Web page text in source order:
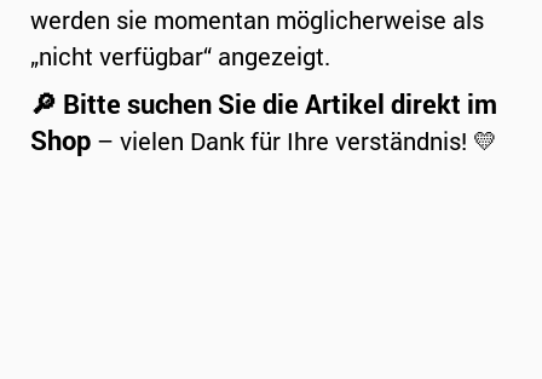
werden sie momentan möglicherweise als
„nicht verfügbar“ angezeigt.
🔎 Bitte suchen Sie die Artikel direkt im
Shop – vielen Dank für Ihre verständnis! 💛